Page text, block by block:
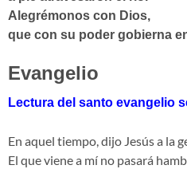
Alegrémonos con Dios,
que con su poder gobierna
Evangelio
Lectura del santo evangelio
En aquel tiempo, dijo Jesús a la
El que viene a mí no pasará